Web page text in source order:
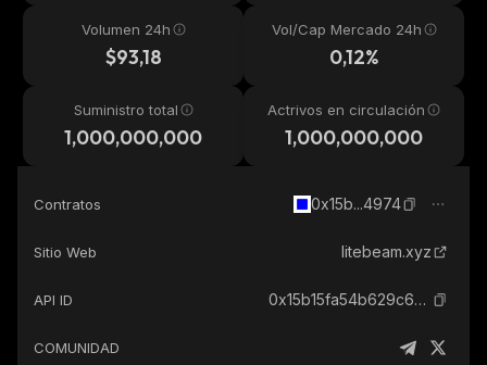
Volumen 24h
$93,18
Vol/Cap Mercado 24h
0,12%
Suministro total
1,000,000,000
Actrivos en circulación
1,000,000,000
Contratos 0x15b...4974
Sitio Web litebeam.xyz
API ID 0x15b15fa54b629c634958e8bd639b2fc8af654974_base
COMUNIDAD